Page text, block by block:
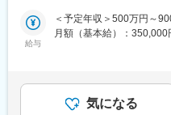
今後は欧米などへの顧客
開拓も可能なポジション
法」などを技術部の方が
・OEM（顕微鏡メーカー
理と案件マネジメント。
・既存顧客での課題の解
・CRM システム或いは
給与
＜予定年収＞500万円～
月額（基本給）：
20%)賃金はあくまでも目
可能性があります。月給(
気になる